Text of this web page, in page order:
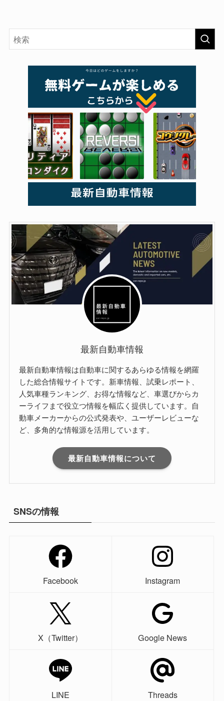
最新自動車情報
最新自動車情報は自動車に関するあらゆる情報を網羅
した総合情報サイトです。新車情報、試乗レポート、
人気車種ランキング、お得な情報など、車選びからカ
ーライフまで役立つ情報を幅広く提供しています。自
動車メーカーからの公式発表や、ユーザーレビューな
ど、多角的な情報源を活用しています。
最新自動車情報について
SNSの情報
Facebook Instagram
X（Twitter） Google News
LINE Threads